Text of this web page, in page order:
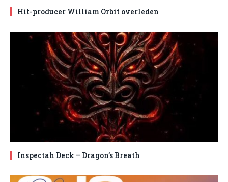
Hit-producer William Orbit overleden
Inspectah Deck – Dragon’s Breath